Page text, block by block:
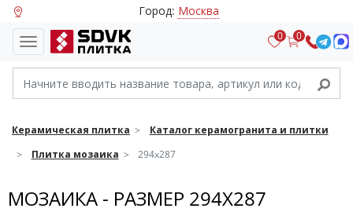
Город: Москва
0 0
Керамическая плитка
Каталог керамогранита и плитки
Плитка мозаика
294x287
МОЗАИКА - РАЗМЕР 294X287